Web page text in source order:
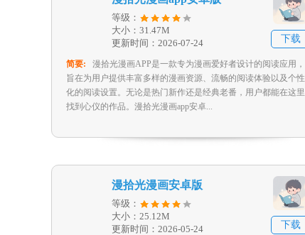
等级：
大小：31.47M
更新时间：2026-07-24
下载
简要:
漫拾光漫画APP是一款专为漫画爱好者设计的阅读应用，
旨在为用户提供丰富多样的漫画资源、流畅的阅读体验以及个性
化的阅读设置。无论是热门新作还是经典老番，用户都能在这里
找到心仪的作品。漫拾光漫画app安卓...
漫拾光漫画安卓版
等级：
大小：25.12M
更新时间：2026-05-24
下载